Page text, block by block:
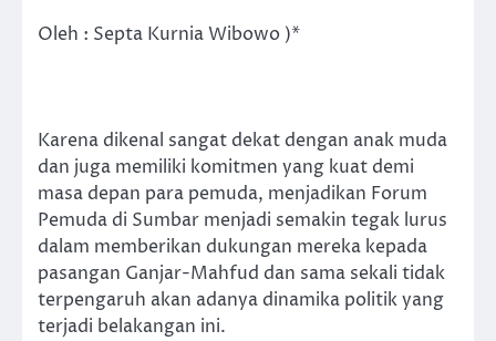
Oleh : Septa Kurnia Wibowo )*
Karena dikenal sangat dekat dengan anak muda
dan juga memiliki komitmen yang kuat demi
masa depan para pemuda, menjadikan Forum
Pemuda di Sumbar menjadi semakin tegak lurus
dalam memberikan dukungan mereka kepada
pasangan Ganjar-Mahfud dan sama sekali tidak
terpengaruh akan adanya dinamika politik yang
terjadi belakangan ini.